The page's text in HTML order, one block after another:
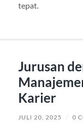
tepat.
Jurusan
Karier
JULI 20, 2025 / 0